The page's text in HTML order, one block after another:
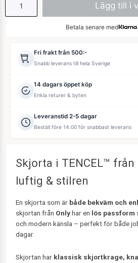
Lägg till i
Betala senare med
Fri frakt från 500:-
Snabb leverans till hela Sverige
14 dagars öppet köp
Enkla returer & byten
Leveranstid 2-5 dagar
Beställ före 14:00 för snabbast leverans
Skjorta i TENCEL™
luftig & stilren
En skjorta som är både bekväm och
skjortan från Onlyhar en lös passform
och modern känsla – perfekt för både
dagar.
Skjortan har klassisk skjortkrage,